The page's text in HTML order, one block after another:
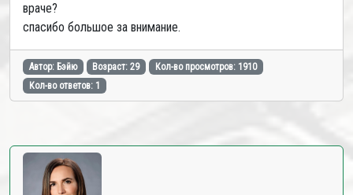
враче?
спасибо большое за внимание.
Автор: Бэйю Возраст: 29
Кол-во просмотров: 1910
Кол-во ответов: 1